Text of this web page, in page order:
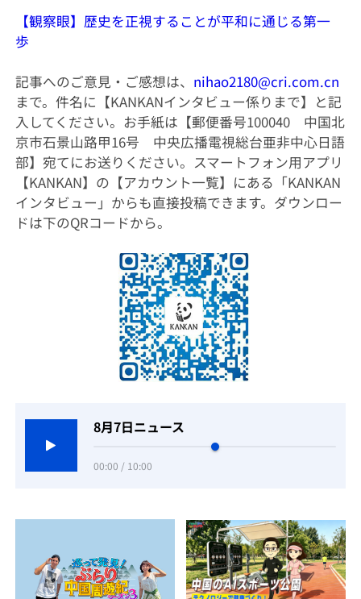
【観察眼】歴史を正視することが平和に通じる第一
歩
記事へのご意見・ご感想は、 nihao2180@cri.com.cn
まで。件名に【KANKANインタビュー係りまで】と記
入してください。お手紙は【郵便番号100040 中国北
京市石景山路甲16号 中央広播電視総台亜非中心日語
部】宛てにお送りください。スマートフォン用アプリ
【KANKAN】の【アカウント一覧】にある「KANKAN
インタビュー」からも直接投稿できます。ダウンロー
ドは下のQRコードから。
8月7日ニュース
00:00 / 10:00